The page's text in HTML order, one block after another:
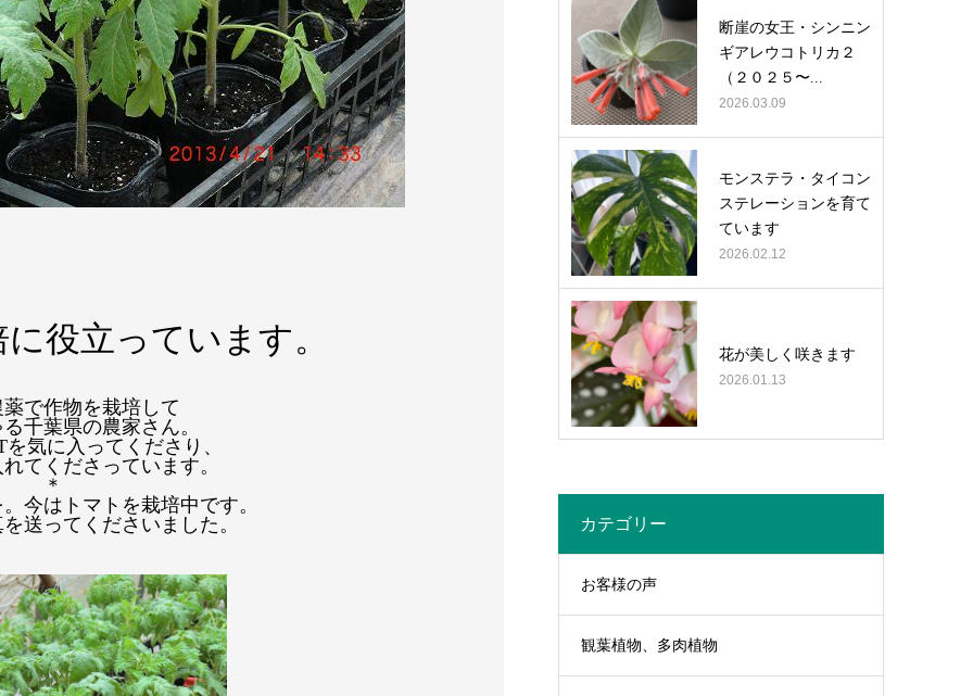
役立っています。
で作物を栽培して
千葉県の農家さん。
気に入ってくださり、
てくださっています。
＊
今はトマトを栽培中です。
送ってくださいました。
断崖の女王・シンニン
ギアレウコトリカ２
（２０２５〜...
2026.03.09
モンステラ・タイコン
ステレーションを育て
ています
2026.02.12
花が美しく咲きます
2026.01.13
カテゴリー
お客様の声
観葉植物、多肉植物